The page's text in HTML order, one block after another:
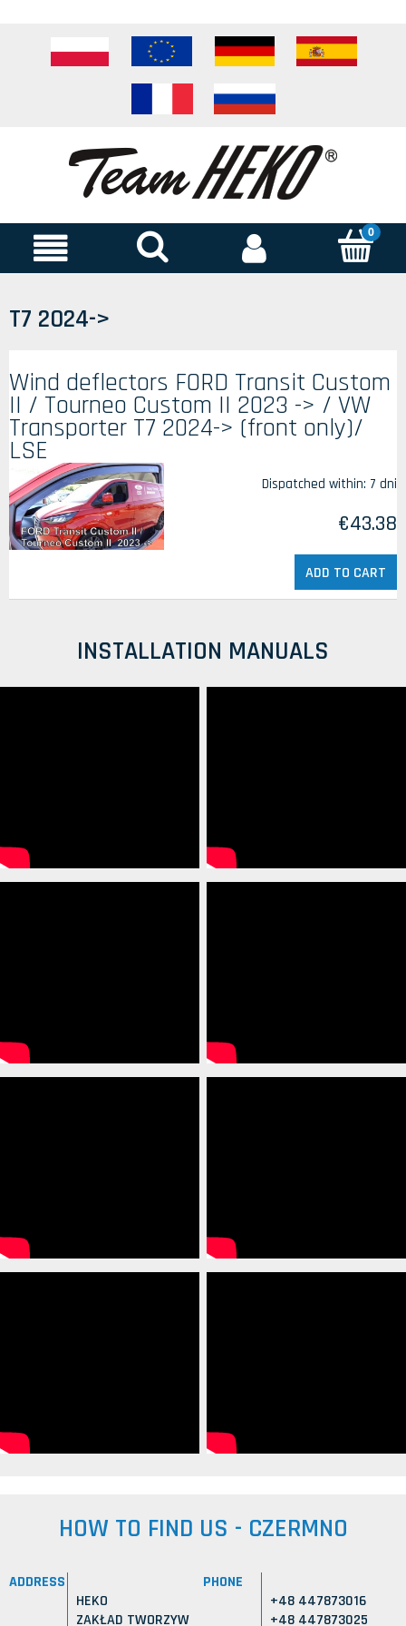
T7 2024->
Wind deflectors FORD Transit Custom
II / Tourneo Custom II 2023 -> / VW
Transporter T7 2024-> (front only)/
LSE
Dispatched within: 7 dni
€43.38
ADD TO CART
INSTALLATION MANUALS
HOW TO FIND US - CZERMNO
ADDRESS
HEKO
ZAKŁAD TWORZYW
PHONE
+48 447873016
+48 447873025